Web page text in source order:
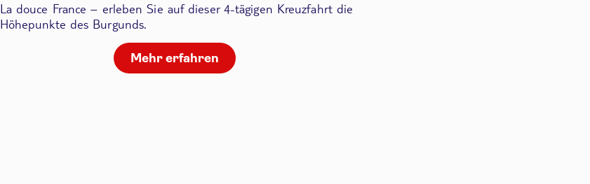
La douce France – erleben Sie auf dieser 4-tägigen Kreuzfahrt die
Höhepunkte des Burgunds.
Mehr erfahren